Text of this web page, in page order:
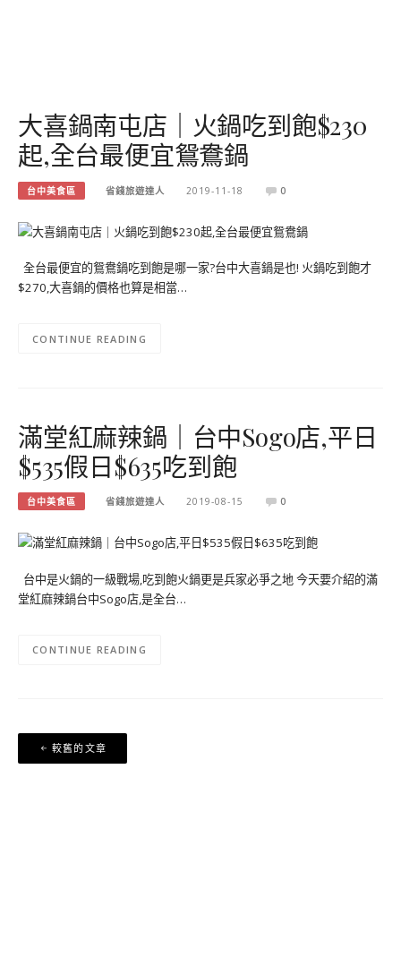
大喜鍋南屯店｜火鍋吃到飽$230
起,全台最便宜鴛鴦鍋
台中美食區 省錢旅遊達人 2019-11-18 0
全台最便宜的鴛鴦鍋吃到飽是哪一家?台中大喜鍋是也! 火鍋吃到飽才
$270,大喜鍋的價格也算是相當…
CONTINUE READING
滿堂紅麻辣鍋｜台中Sogo店,平日
$535假日$635吃到飽
台中美食區 省錢旅遊達人 2019-08-15 0
台中是火鍋的一級戰場,吃到飽火鍋更是兵家必爭之地 今天要介紹的滿
堂紅麻辣鍋台中Sogo店,是全台…
CONTINUE READING
文
章
較舊的文章